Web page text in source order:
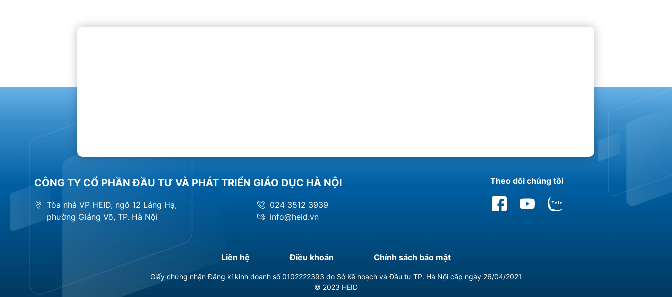
CÔNG TY CỔ PHẦN ĐẦU TƯ VÀ PHÁT TRIỂN GIÁO DỤC HÀ NỘI
Tòa nhà VP HEID, ngõ 12 Láng Hạ,
phường Giảng Võ, TP. Hà Nội
024 3512 3939
info@heid.vn
Theo dõi chúng tôi
Liên hệ Điều khoản Chính sách bảo mật
Giấy chứng nhận Đăng kí kinh doanh số 0102222393 do Sở Kế hoạch và Đầu tư TP. Hà Nội cấp ngày 26/04/2021
© 2023 HEID